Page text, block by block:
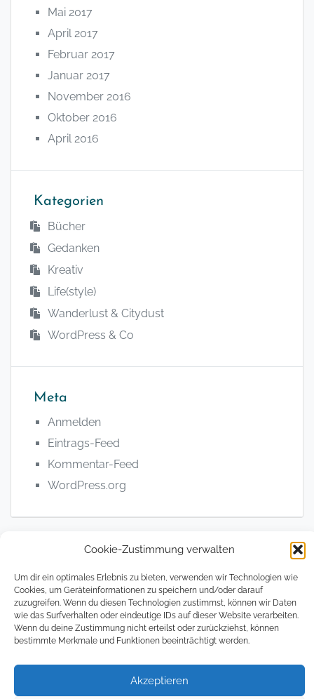
Cookie-Zustimmung verwalten
Um dir ein optimales Erlebnis zu bieten, verwenden wir Technologien wie
Cookies, um Geräteinformationen zu speichern und/oder darauf
zuzugreifen. Wenn du diesen Technologien zustimmst, können wir Daten
wie das Surfverhalten oder eindeutige IDs auf dieser Website verarbeiten.
Wenn du deine Zustimmung nicht erteilst oder zurückziehst, können
bestimmte Merkmale und Funktionen beeinträchtigt werden.
Akzeptieren
Mai 2017
April 2017
Februar 2017
Januar 2017
November 2016
Oktober 2016
April 2016
Kategorien
Bücher
Gedanken
Kreativ
Life(style)
Wanderlust & Citydust
WordPress & Co
Meta
Anmelden
Eintrags-Feed
Kommentar-Feed
WordPress.org
© 2008 - 2026, The Magical Digital Nomad
Datenschutzerklärung Impressum